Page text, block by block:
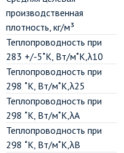
производственная
плотность, кг/м³
Теплопроводность при
283 +/-5˚К, Вт/м˚К,λ10
Теплопроводность при
298 ˚К, Вт/м˚К,λ25
Теплопроводность при
298 ˚К, Вт/м˚К,λА
Теплопроводность при
298 ˚К, Вт/м˚К,λВ